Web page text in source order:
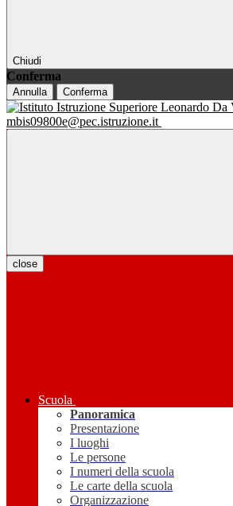
Chiudi
Conferma
Annulla Conferma
mbis09800e@pec.istruzione.it
close
Scuola
Panoramica
Presentazione
I luoghi
Le persone
I numeri della scuola
Le carte della scuola
Organizzazione